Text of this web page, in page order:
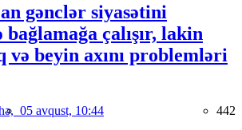
gənclər siyasətini
çalışır, lakin
və beyin axını problemləri
05 avqust, 10:44 442